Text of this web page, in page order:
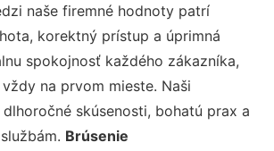
naše firemné hodnoty patrí
korektný prístup a úprimná
spokojnosť každého zákazníka,
na prvom mieste. Naši
skúsenosti, bohatú prax a
Brúsenie